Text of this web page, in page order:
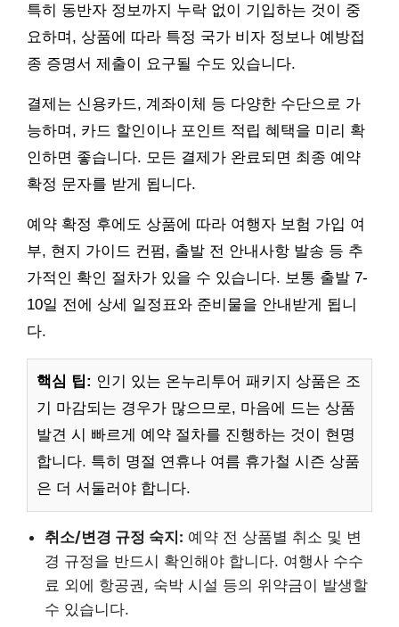
특히 동반자 정보까지 누락 없이 기입하는 것이 중
요하며, 상품에 따라 특정 국가 비자 정보나 예방접
종 증명서 제출이 요구될 수도 있습니다.
결제는 신용카드, 계좌이체 등 다양한 수단으로 가
능하며, 카드 할인이나 포인트 적립 혜택을 미리 확
인하면 좋습니다. 모든 결제가 완료되면 최종 예약
확정 문자를 받게 됩니다.
예약 확정 후에도 상품에 따라 여행자 보험 가입 여
부, 현지 가이드 컨펌, 출발 전 안내사항 발송 등 추
가적인 확인 절차가 있을 수 있습니다. 보통 출발 7-
10일 전에 상세 일정표와 준비물을 안내받게 됩니
다.
핵심 팁: 인기 있는 온누리투어 패키지 상품은 조
기 마감되는 경우가 많으므로, 마음에 드는 상품
발견 시 빠르게 예약 절차를 진행하는 것이 현명
합니다. 특히 명절 연휴나 여름 휴가철 시즌 상품
은 더 서둘러야 합니다.
취소/변경 규정 숙지: 예약 전 상품별 취소 및 변
경 규정을 반드시 확인해야 합니다. 여행사 수수
료 외에 항공권, 숙박 시설 등의 위약금이 발생할
수 있습니다.